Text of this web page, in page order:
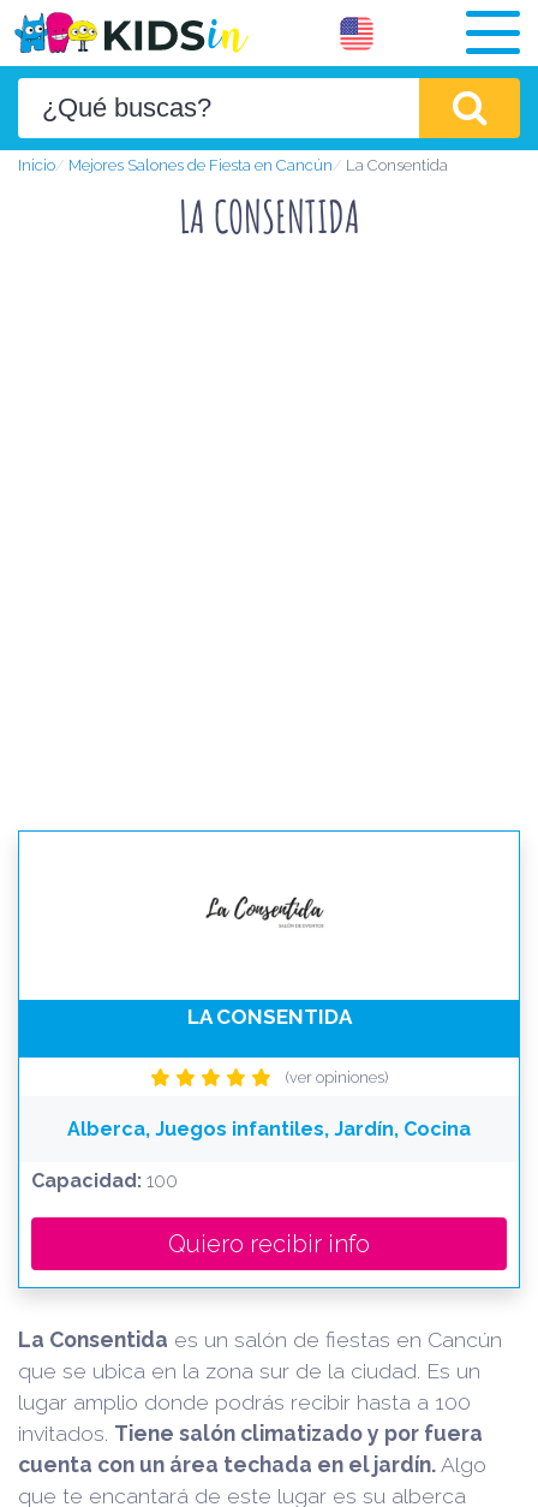
Inicio Mejores Salones de Fiesta en Cancún La Consentida
LA CONSENTIDA
LA CONSENTIDA
(ver opiniones)
Alberca, Juegos infantiles, Jardín, Cocina
Capacidad: 100
Quiero recibir info
La Consentida es un salón de fiestas en Cancún
que se ubica en la zona sur de la ciudad. Es un
lugar amplio donde podrás recibir hasta a 100
invitados. Tiene salón climatizado y por fuera
cuenta con un área techada en el jardín. Algo
que te encantará de este lugar es su alberca